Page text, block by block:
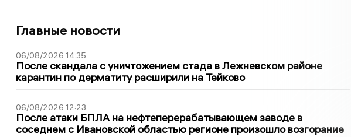
Главные новости
06/08/2026 14:35
После скандала с уничтожением стада в Лежневском районе
карантин по дерматиту расширили на Тейково
06/08/2026 12:23
После атаки БПЛА на нефтеперерабатывающем заводе в
соседнем с Ивановской областью регионе произошло возгорание